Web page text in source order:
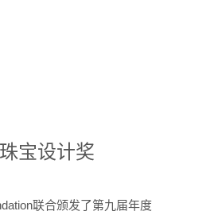
宝设计奖
联合颁发了第九届年度